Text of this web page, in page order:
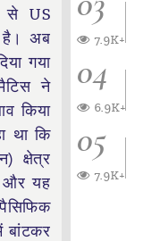
से US
है। अब
गया
ने
किया
था कि
क्षेत्र
और यह
बांटकर
7.9K+
04
6.9K+
05
7.9K+